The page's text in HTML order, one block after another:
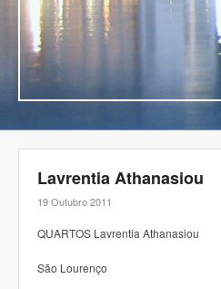
Lavrentia Athanasiou
19 Outubro 2011
QUARTOS Lavrentia Athanasiou
São Lourenço